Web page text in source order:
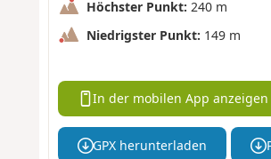
Höchster Punkt: 240 m
Niedrigster Punkt: 149 m
In der mobilen App anzeigen
GPX herunterladen